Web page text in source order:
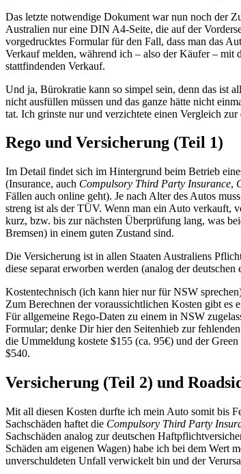
Das letzte notwendige Dokument war nun noch der
Australien nur eine DIN A4-Seite, die auf der
vorgedrucktes Formular für den Fall, dass man das
Verkauf melden, während ich – also der Käufer –
stattfindenden Verkauf.
Und ja, Bürokratie kann so simpel sein, denn das ist
nicht ausfüllen müssen und das ganze hätte nicht
tat. Ich grinste nur und verzichtete einen Vergleich
Rego und Versicherung (Teil 1)
Im Detail findet sich im Hintergrund beim Betrieb
(Insurance, auch Compulsory Third Party Insurance,
Fällen auch online geht). Je nach Alter des Autos
streng ist als der TÜV. Wenn man ein Auto verkauft,
kurz, bzw. bis zur nächsten Überprüfung lang, was
Bremsen) in einem guten Zustand sind.
Die Versicherung ist in allen Staaten Australiens
diese separat erworben werden (analog der
Kostentechnisch (ich kann hier nur für NSW
Zum Berechnen der voraussichtlichen Kosten gibt es
Für allgemeine Rego-Daten zu einem in NSW
Formular; denke Dir hier den Seitenhieb zur
die Ummeldung kostete $155 (ca. 95€) und der
$540.
Versicherung (Teil 2) und
Mit all diesen Kosten durfte ich mein Auto somit bis
Sachschäden haftet die Compulsory Third Party
Sachschäden analog zur deutschen
Schäden am eigenen Wagen) habe ich bei dem Wert
unverschuldeten Unfall verwickelt bin und der